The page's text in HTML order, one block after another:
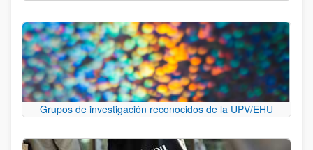
Grupos de investigación reconocidos de la UPV/EHU